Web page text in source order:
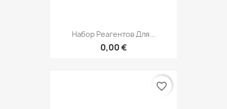
Набор Реагентов Для...
0,00 €
favorite_border